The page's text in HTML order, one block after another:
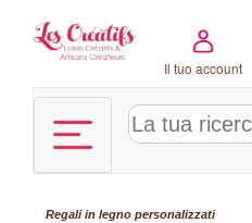
Il tuo account
Regali in legno personalizzati